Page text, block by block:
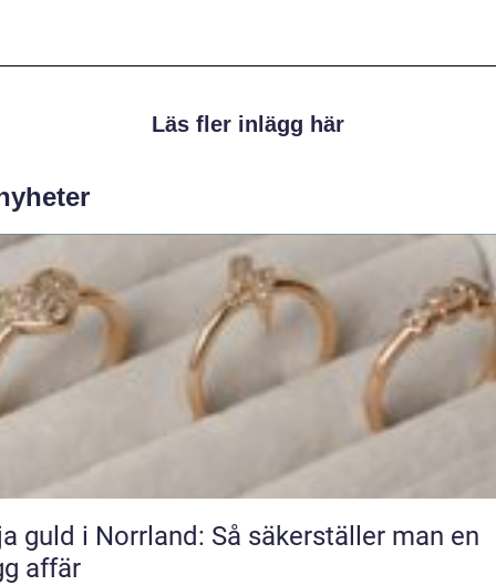
Läs fler inlägg här
guld i Norrland: Så säkerställer man en
affär